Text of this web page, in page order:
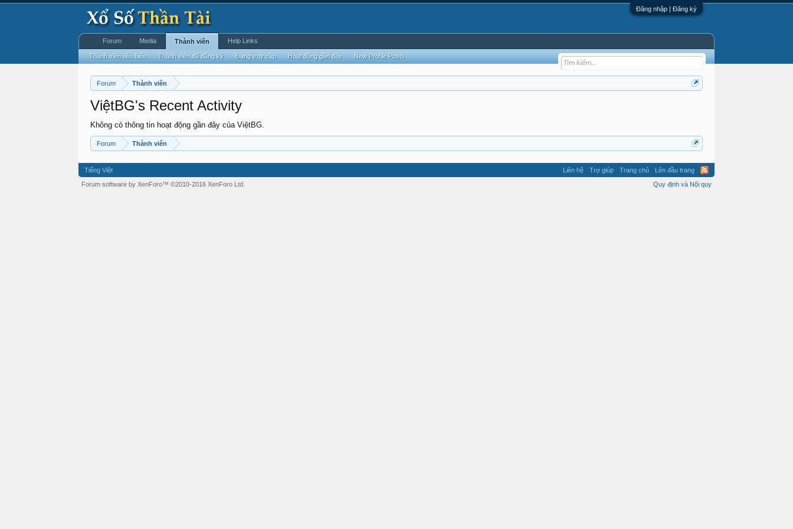
Đăng nhập | Đăng ký
Forum Thành viên
ViệtBG's Recent Activity
Không có thông tin hoạt động gần đây của ViệtBG.
Forum Thành viên
Forum Media Thành viên
Thành viên tiêu biểu Thành viên đã đăng ký Đang truy cập Hoạt động gần đây New Profile Posts
Help Links
Tiếng Việt Liên hệ Trợ giúp Trang chủ
Lên đầu trang
Quy định và Nội quy
Forum software by XenForo™ ©2010-2016 XenForo Ltd.